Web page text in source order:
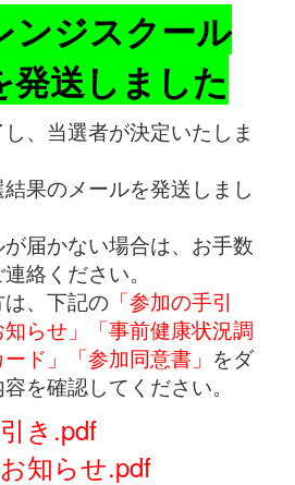
ンジスクール
発送しました
、当選者が決定いたしま
果のメールを発送しまし
届かない場合は、お手数
絡ください。
、下記の 「参加の手引
らせ」「事前健康状況調
ド」「参加同意書」 をダ
を確認してください。
き.pdf
知らせ.pdf